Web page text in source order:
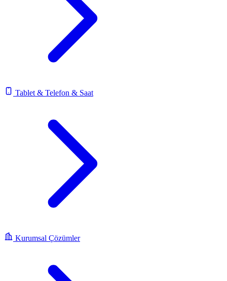
Tablet & Telefon & Saat
Kurumsal Çözümler